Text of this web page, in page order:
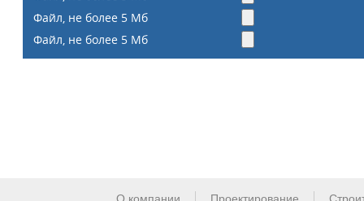
Файл, не более 5 Мб
Файл, не более 5 Мб